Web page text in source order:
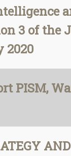
3 of the
2020
PISM,
AND